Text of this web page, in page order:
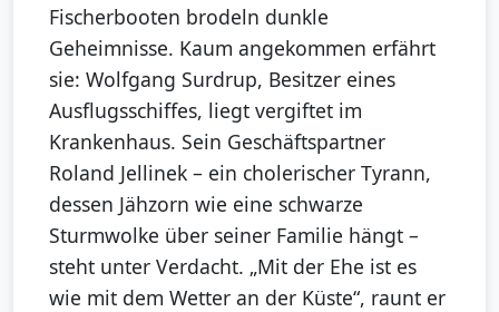
Fischerbooten brodeln dunkle
Geheimnisse. Kaum angekommen erfährt
sie: Wolfgang Surdrup, Besitzer eines
Ausflugsschiffes, liegt vergiftet im
Krankenhaus. Sein Geschäftspartner
Roland Jellinek – ein cholerischer Tyrann,
dessen Jähzorn wie eine schwarze
Sturmwolke über seiner Familie hängt –
steht unter Verdacht. „Mit der Ehe ist es
wie mit dem Wetter an der Küste“, raunt er